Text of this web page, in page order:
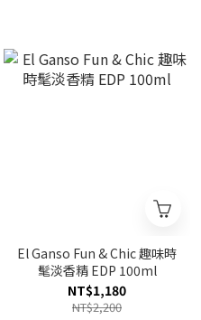
El Ganso Fun & Chic 趣味時
髦淡香精 EDP 100ml
NT$1,180
NT$2,200